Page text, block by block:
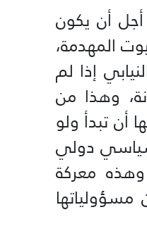
أن يكون
المهدمة،
إذا لم
وهذا من
أن تبدأ ولو
سياسي دولي
معركة